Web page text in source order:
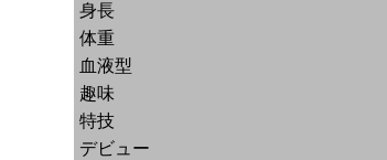
身長
体重
血液型
趣味
特技
デビュー